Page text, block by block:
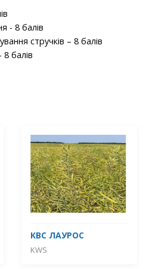
- 8 балів
стручків – 8 балів
балів
КВС ЛАУРОС
KWS